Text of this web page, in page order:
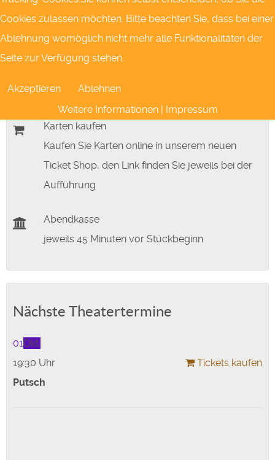
Karten kaufen
Karten kaufen
Kaufen Sie Karten online in unserem neuen
Ticket Shop, den Link finden Sie jeweils bei der
Aufführung
Abendkasse
jeweils 45 Minuten vor Stückbeginn
Nächste Theatertermine
01Okt.
19:30 Uhr
Tickets kaufen
Putsch
Cookies zulassen möchten. Bitte beachten Sie, dass bei einer
Ablehnung womöglich nicht mehr alle Funktionalitäten der
Seite zur Verfügung stehen.
Akzeptieren
Ablehnen
Weitere Informationen| Impressum